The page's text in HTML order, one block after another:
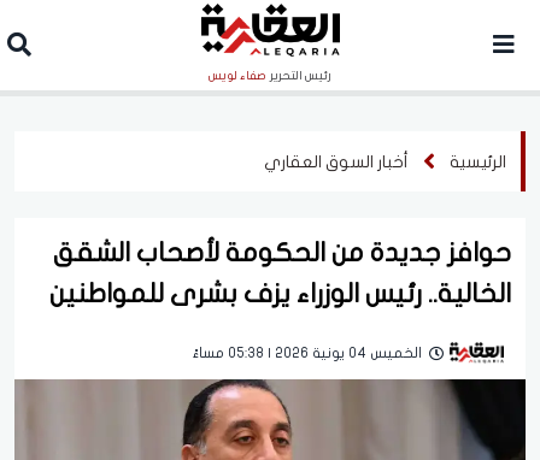
رئيس التحرير صفاء لويس
الرئيسية أخبار السوق العقاري
حوافز جديدة من الحكومة لأصحاب الشقق
الخالية.. رئيس الوزراء يزف بشرى للمواطنين
الخميس 04 يونية 2026 | 05:38 مساءً